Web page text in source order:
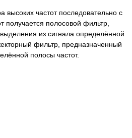
высоких частот последовательно с
получается полосовой фильтр,
из сигнала определённой
фильтр, предназначенный
полосы частот.